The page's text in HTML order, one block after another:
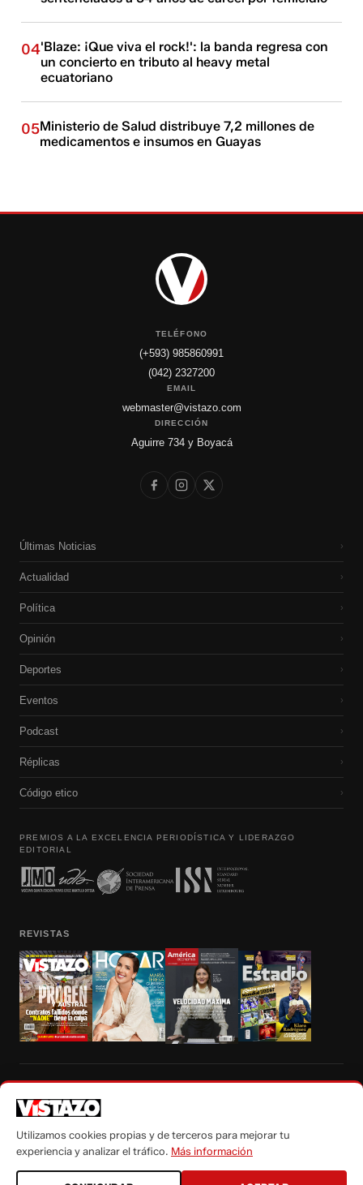
04'Blaze: ¡Que viva el rock!': la banda regresa con
un concierto en tributo al heavy metal
ecuatoriano
05Ministerio de Salud distribuye 7,2 millones de
medicamentos e insumos en Guayas
TELÉFONO
(+593) 985860991
(042) 2327200
EMAIL
webmaster@vistazo.com
DIRECCIÓN
Aguirre 734 y Boyacá
Últimas Noticias ›
Actualidad ›
Política ›
Opinión ›
Deportes ›
Eventos ›
Podcast ›
Réplicas ›
Código etico ›
PREMIOS A LA EXCELENCIA PERIODÍSTICA Y LIDERAZGO
EDITORIAL
REVISTAS
autorización escrita de su titular, de todos los contenidos de Vistazo.com.
Utilizamos cookies propias y de terceros para mejorar tu
experiencia y analizar el tráfico. Más información